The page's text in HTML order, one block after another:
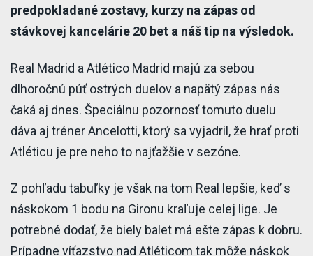
predpokladané zostavy, kurzy na zápas od
stávkovej kancelárie 20 bet a náš tip na výsledok.
Real Madrid a Atlético Madrid majú za sebou
dlhoročnú púť ostrých duelov a napätý zápas nás
čaká aj dnes. Špeciálnu pozornosť tomuto duelu
dáva aj tréner Ancelotti, ktorý sa vyjadril, že hrať proti
Atléticu je pre neho to najťažšie v sezóne.
Z pohľadu tabuľky je však na tom Real lepšie, keď s
náskokom 1 bodu na Gironu kraľuje celej lige. Je
potrebné dodať, že biely balet má ešte zápas k dobru.
Prípadne víťazstvo nad Atléticom tak môže náskok